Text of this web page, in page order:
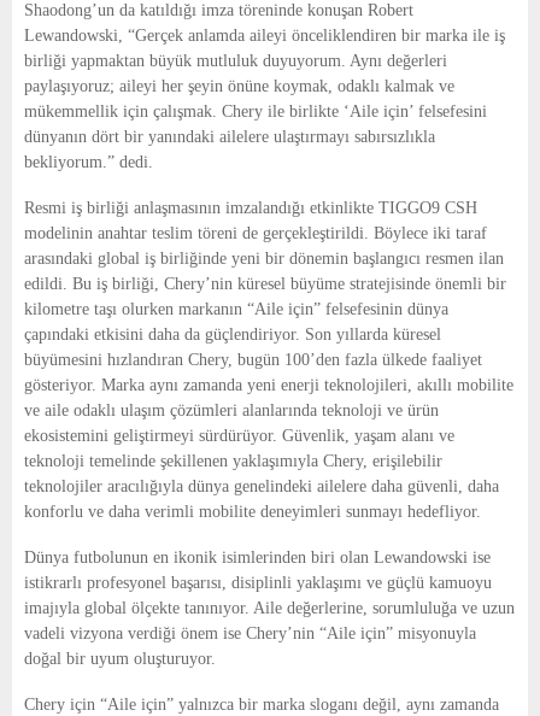
Shaodong’un da katıldığı imza töreninde konuşan Robert
Lewandowski, “Gerçek anlamda aileyi önceliklendiren bir marka ile iş
birliği yapmaktan büyük mutluluk duyuyorum. Aynı değerleri
paylaşıyoruz; aileyi her şeyin önüne koymak, odaklı kalmak ve
mükemmellik için çalışmak. Chery ile birlikte ‘Aile için’ felsefesini
dünyanın dört bir yanındaki ailelere ulaştırmayı sabırsızlıkla
bekliyorum.” dedi.
Resmi iş birliği anlaşmasının imzalandığı etkinlikte TIGGO9 CSH
modelinin anahtar teslim töreni de gerçekleştirildi. Böylece iki taraf
arasındaki global iş birliğinde yeni bir dönemin başlangıcı resmen ilan
edildi. Bu iş birliği, Chery’nin küresel büyüme stratejisinde önemli bir
kilometre taşı olurken markanın “Aile için” felsefesinin dünya
çapındaki etkisini daha da güçlendiriyor. Son yıllarda küresel
büyümesini hızlandıran Chery, bugün 100’den fazla ülkede faaliyet
gösteriyor. Marka aynı zamanda yeni enerji teknolojileri, akıllı mobilite
ve aile odaklı ulaşım çözümleri alanlarında teknoloji ve ürün
ekosistemini geliştirmeyi sürdürüyor. Güvenlik, yaşam alanı ve
teknoloji temelinde şekillenen yaklaşımıyla Chery, erişilebilir
teknolojiler aracılığıyla dünya genelindeki ailelere daha güvenli, daha
konforlu ve daha verimli mobilite deneyimleri sunmayı hedefliyor.
Dünya futbolunun en ikonik isimlerinden biri olan Lewandowski ise
istikrarlı profesyonel başarısı, disiplinli yaklaşımı ve güçlü kamuoyu
imajıyla global ölçekte tanınıyor. Aile değerlerine, sorumluluğa ve uzun
vadeli vizyona verdiği önem ise Chery’nin “Aile için” misyonuyla
doğal bir uyum oluşturuyor.
Chery için “Aile için” yalnızca bir marka sloganı değil, aynı zamanda